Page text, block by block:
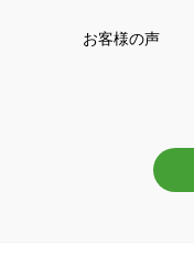
お客様の声